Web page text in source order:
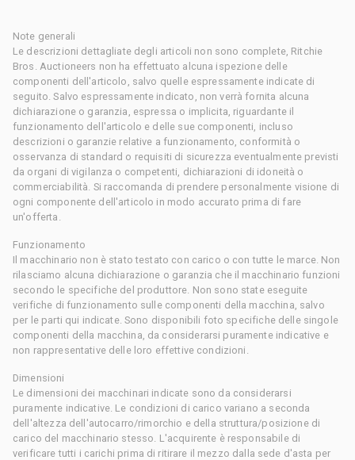
Note generali
Le descrizioni dettagliate degli articoli non sono complete, Ritchie
Bros. Auctioneers non ha effettuato alcuna ispezione delle
componenti dell'articolo, salvo quelle espressamente indicate di
seguito. Salvo espressamente indicato, non verrà fornita alcuna
dichiarazione o garanzia, espressa o implicita, riguardante il
funzionamento dell'articolo e delle sue componenti, incluso
descrizioni o garanzie relative a funzionamento, conformità o
osservanza di standard o requisiti di sicurezza eventualmente previsti
da organi di vigilanza o competenti, dichiarazioni di idoneità o
commerciabilità. Si raccomanda di prendere personalmente visione di
ogni componente dell'articolo in modo accurato prima di fare
un'offerta.
Funzionamento
Il macchinario non è stato testato con carico o con tutte le marce. Non
rilasciamo alcuna dichiarazione o garanzia che il macchinario funzioni
secondo le specifiche del produttore. Non sono state eseguite
verifiche di funzionamento sulle componenti della macchina, salvo
per le parti qui indicate. Sono disponibili foto specifiche delle singole
componenti della macchina, da considerarsi puramente indicative e
non rappresentative delle loro effettive condizioni.
Dimensioni
Le dimensioni dei macchinari indicate sono da considerarsi
puramente indicative. Le condizioni di carico variano a seconda
dell'altezza dell'autocarro/rimorchio e della struttura/posizione di
carico del macchinario stesso. L'acquirente è responsabile di
verificare tutti i carichi prima di ritirare il mezzo dalla sede d'asta per